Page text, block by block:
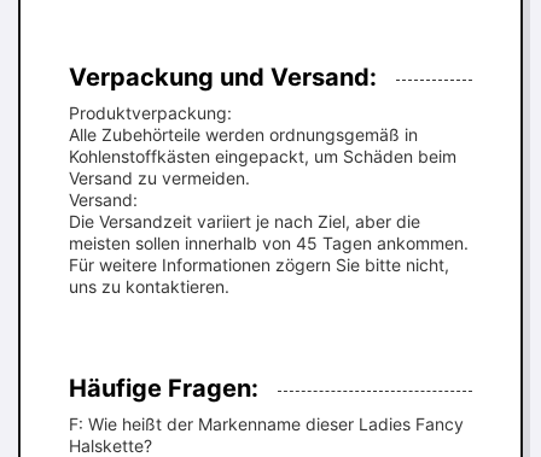
Verpackung und Versand:
Produktverpackung:
Alle Zubehörteile werden ordnungsgemäß in
Kohlenstoffkästen eingepackt, um Schäden beim
Versand zu vermeiden.
Versand:
Die Versandzeit variiert je nach Ziel, aber die
meisten sollen innerhalb von 45 Tagen ankommen.
Für weitere Informationen zögern Sie bitte nicht,
uns zu kontaktieren.
Häufige Fragen:
F: Wie heißt der Markenname dieser Ladies Fancy
Halskette?